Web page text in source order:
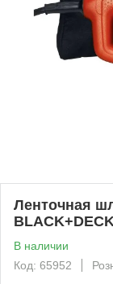
Ленточная
В наличии
Код: 65952